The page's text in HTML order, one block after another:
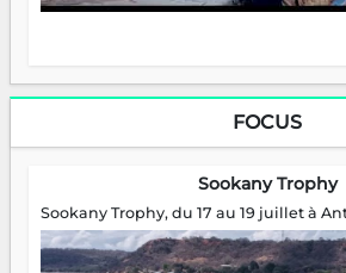
FOCUS
Sookany Trophy
Sookany Trophy, du 17 au 19 juillet à